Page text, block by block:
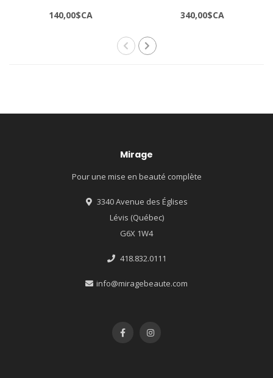
140,00$CA 340,00$CA
Mirage
Pour une mise en beauté complète
3340 Avenue des Églises
Lévis (Québec)
G6X 1W4
418.832.0111
info@miragebeaute.com